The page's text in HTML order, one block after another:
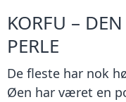
KORFU –
PERLE
De fleste har nok
Øen har været en